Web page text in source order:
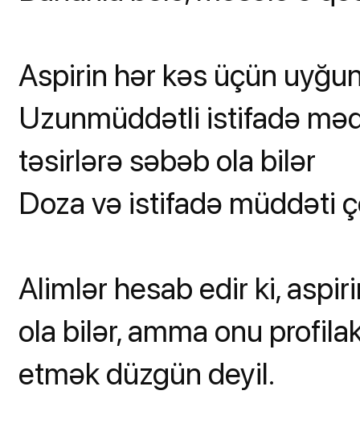
Aspirin hər kəs üçün
Uzunmüddətli istifadə
təsirlərə səbəb ola bilər
Doza və istifadə müddəti
Alimlər hesab edir ki,
ola bilər, amma onu
etmək düzgün deyil.